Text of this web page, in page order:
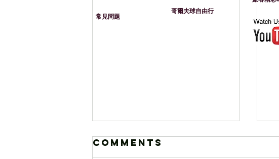
Comments
常見問題
​哥爾夫球自由行